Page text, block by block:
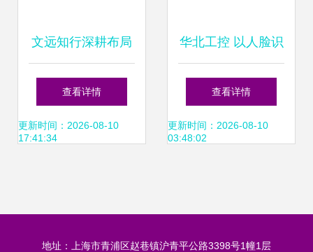
文远知行深耕布局
在湖州成立智能科
技公司，聚焦AI软
查看详情
更新时间：2026-08-10
17:41:34
华北工控 以人脸识
别为引擎，让体验
人工智能的强大力
查看详情
更新时间：2026-08-10
03:48:02
地址：上海市青浦区赵巷镇沪青平公路3398号1幢1层